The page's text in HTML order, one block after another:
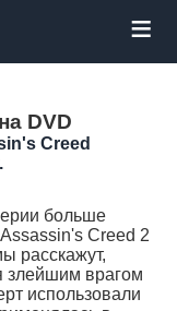
≡
DVD
Creed
больше
Creed 2
расскажут,
злейшим врагом
использовали